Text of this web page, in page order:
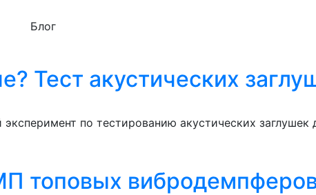
Блог
Тест акустических
по тестированию акустических
топовых